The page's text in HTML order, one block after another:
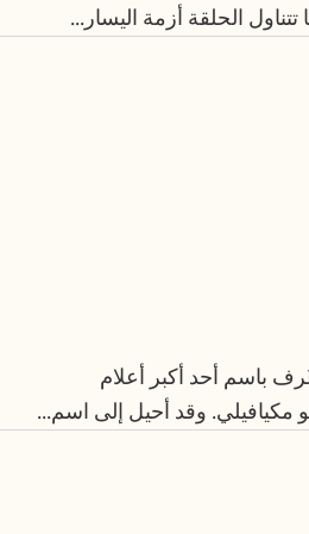
الحلقة أزمة اليسار...
باسم أحد أكبر أعلام
مكيافيلي. وقد أحيل إلى اسم...